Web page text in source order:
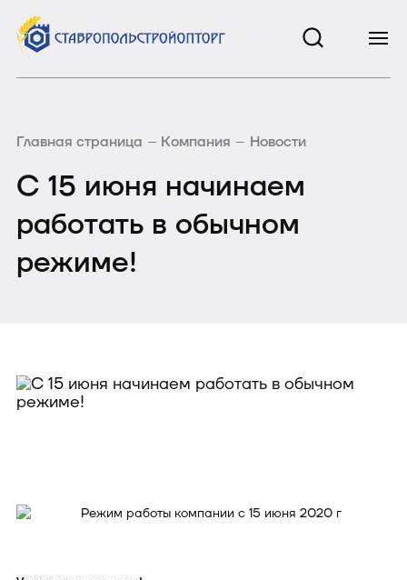
Главная страница Компания Новости
С 15 июня начинаем
работать в обычном
режиме!